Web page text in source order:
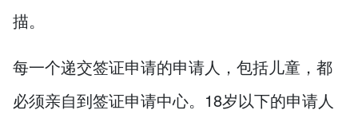
描。
每一个递交签证申请的申请人，包括儿童，都
必须亲自到签证申请中心。18岁以下的申请人